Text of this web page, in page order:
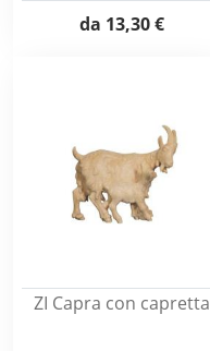
da 13,30 €
ZI Capra con capretta